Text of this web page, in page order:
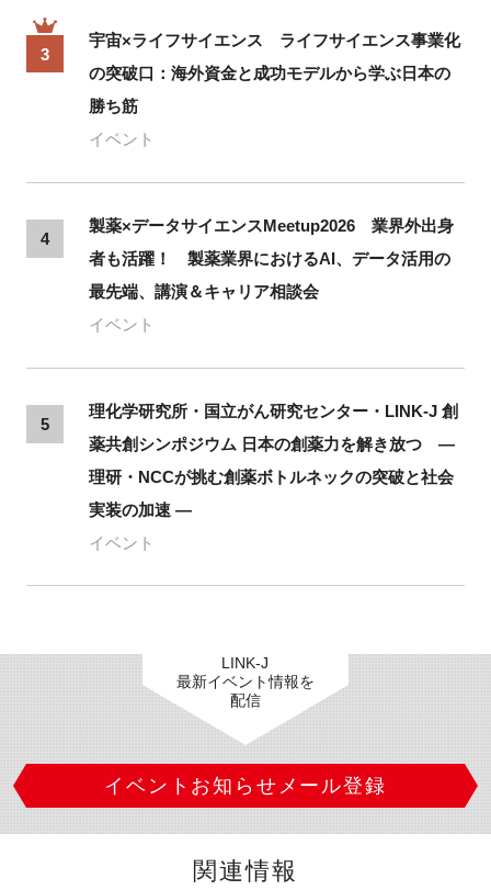
3
宇宙×ライフサイエンス ライフサイエンス事業化
の突破口：海外資金と成功モデルから学ぶ日本の
勝ち筋
イベント
4
製薬×データサイエンスMeetup2026 業界外出身
者も活躍！ 製薬業界におけるAI、データ活用の
最先端、講演＆キャリア相談会
イベント
5
理化学研究所・国立がん研究センター・LINK-J 創
薬共創シンポジウム 日本の創薬力を解き放つ ―
理研・NCCが挑む創薬ボトルネックの突破と社会
実装の加速 ―
イベント
LINK-J
最新イベント情報を
配信
イベントお知らせメール登録
関連情報